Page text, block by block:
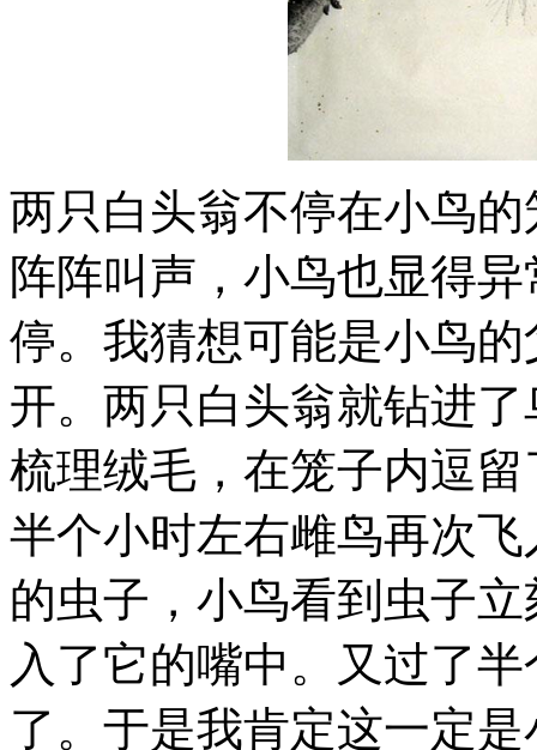
两只白头翁不停在小鸟
阵阵叫声，小鸟也显得
停。我猜想可能是小鸟
开。两只白头翁就钻进
梳理绒毛，在笼子内逗
半个小时左右雌鸟再次
的虫子，小鸟看到虫子
入了它的嘴中。又过了
了。于是我肯定这一定